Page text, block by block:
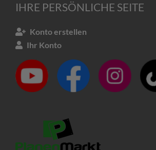
IHRE PERSÖNLICHE SEITE
Konto erstellen
Ihr Konto